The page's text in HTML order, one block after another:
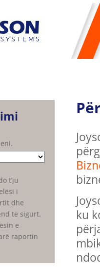
t’ju
i
dhe
të sigurt.
e
raportin
ku